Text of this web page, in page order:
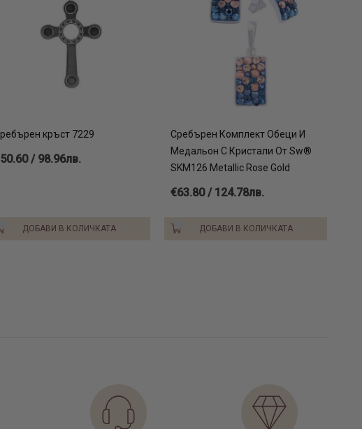
кръст 7229
/ 98.96лв.
ДОБАВИ В КОЛИЧКАТА
Сребърен Комплект Обеци И
Медальон С Кристали От Sw®
SKM126 Metallic Rose Gold
€63.80 / 124.78лв.
ДОБАВИ В КОЛИЧКАТА